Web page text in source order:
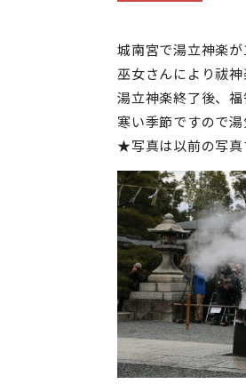
城南宮で湯立神楽が
巫女さんにより祓
湯立神楽終了後、福
寒い季節ですので湯
★写真は以前の写真